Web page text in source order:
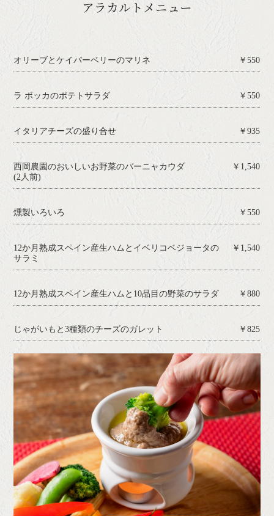
アラカルトメニュー
オリーブとケイパーベリーのマリネ ￥550
ラ ボッカのポテトサラダ ￥550
イタリアチーズの盛り合せ ￥935
西岡農園のおいしいお野菜のバーニャカウダ
(2人前)
￥1,540
燻製いろいろ ￥550
12か月熟成スペイン産生ハムとイベリコベジョータの
サラミ
￥1,540
12か月熟成スペイン産生ハムと10品目の野菜のサラダ ￥880
じゃがいもと3種類のチーズのガレット ￥825